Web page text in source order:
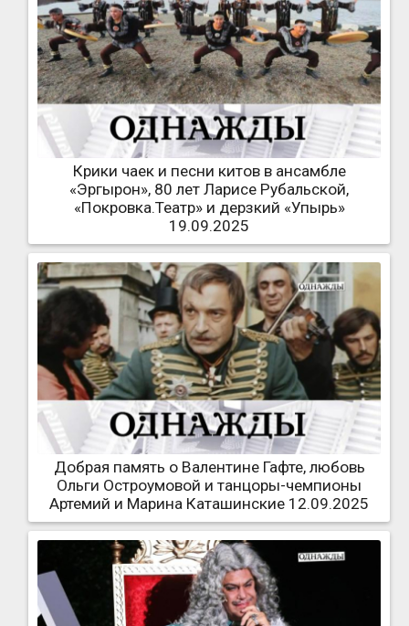
Крики чаек и песни китов в ансамбле
«Эргырон», 80 лет Ларисе Рубальской,
«Покровка.Театр» и дерзкий «Упырь»
19.09.2025
Добрая память о Валентине Гафте, любовь
Ольги Остроумовой и танцоры-чемпионы
Артемий и Марина Каташинские 12.09.2025